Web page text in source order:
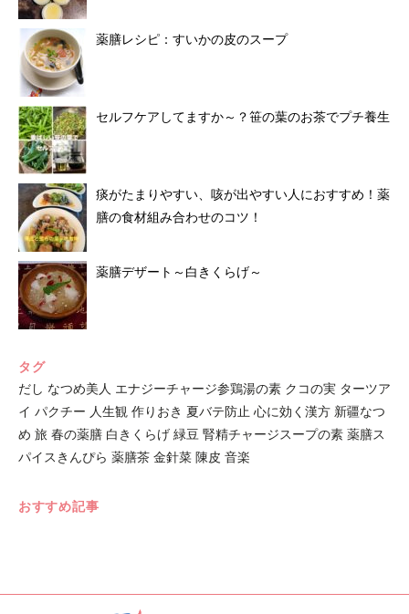
薬膳レシピ：すいかの皮のスープ
セルフケアしてますか～？笹の葉のお茶でプチ養生
痰がたまりやすい、咳が出やすい人におすすめ！薬
膳の食材組み合わせのコツ！
薬膳デザート～白きくらげ～
タグ
だし なつめ美人 エナジーチャージ参鶏湯の素 クコの実 ターツア
イ パクチー 人生観 作りおき 夏バテ防止 心に効く漢方 新疆なつ
め 旅 春の薬膳 白きくらげ 緑豆 腎精チャージスープの素 薬膳ス
パイスきんぴら 薬膳茶 金針菜 陳皮 音楽
おすすめ記事